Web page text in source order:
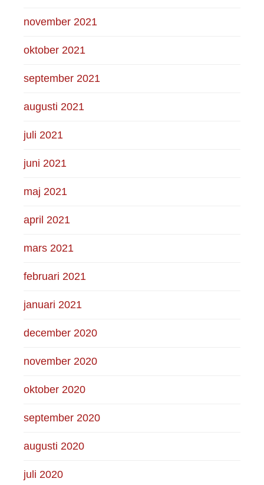
november 2021
oktober 2021
september 2021
augusti 2021
juli 2021
juni 2021
maj 2021
april 2021
mars 2021
februari 2021
januari 2021
december 2020
november 2020
oktober 2020
september 2020
augusti 2020
juli 2020